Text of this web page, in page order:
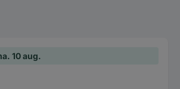
10 aug.